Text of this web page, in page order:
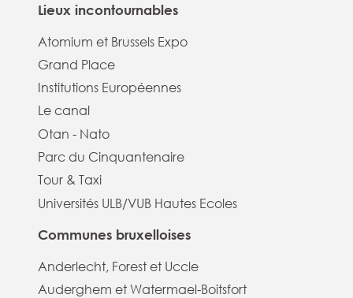
Lieux incontournables
Atomium et Brussels Expo
Grand Place
Institutions Européennes
Le canal
Otan - Nato
Parc du Cinquantenaire
Tour & Taxi
Universités ULB/VUB Hautes Ecoles
Communes bruxelloises
Anderlecht, Forest et Uccle
Auderghem et Watermael-Boitsfort